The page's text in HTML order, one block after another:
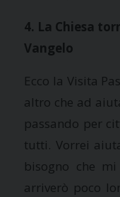
4. La Chiesa
Vangelo
Ecco la Visita
altro che ad
passando per
tutti. Vorrei
bisogno che
arriverò poco